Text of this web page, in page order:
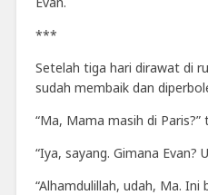
***
Setelah tiga hari dirawat di
sudah membaik dan
“Ma, Mama masih di
“Iya, sayang. Gimana Evan?
“Alhamdulillah, udah, Ma.